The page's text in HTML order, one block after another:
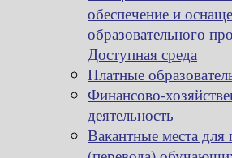
обеспечение и
образовательного
Доступная среда
Платные
Финансово-
деятельность
Вакантные места для